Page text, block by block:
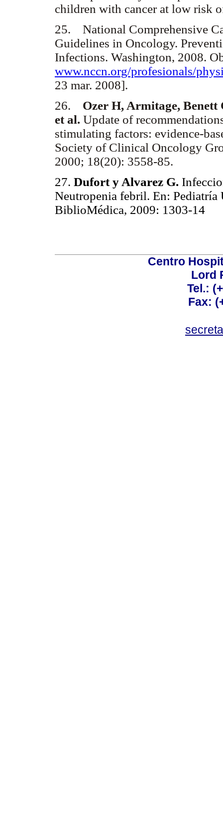
children with cancer at low risk
25. National Comprehensive
Guidelines in Oncology.
Infections. Washington, 2008.
www.nccn.org/profesionals/
23 mar. 2008].
26. Ozer H, Armitage,
et al. Update of
stimulating factors: evidence-
Society of Clinical Oncology
2000; 18(20): 3558-85.
27. Dufort y Alvarez G.
Neutropenia febril. En: Pediatría
BiblioMédica, 2009: 1303-14
Centro
Lord
Tel.:
Fax: